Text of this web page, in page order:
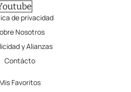
de privacidad
Nosotros
y Alianzas
Contácto
Mis Favoritos